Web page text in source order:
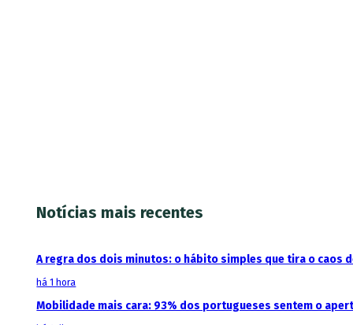
Notícias mais recentes
A regra dos dois minutos: o hábito simples que tira o caos
há 1 hora
Mobilidade mais cara: 93% dos portugueses sentem o